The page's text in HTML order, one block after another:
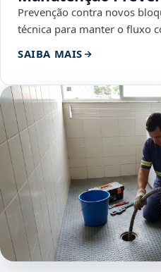
Prevenção contra novos
técnica para manter o fluxo
SAIBA MAIS